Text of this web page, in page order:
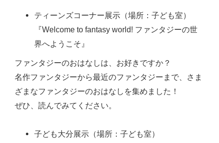
ティーンズコーナー展示（場所：子ども室）
『Welcome to fantasy world! ファンタジーの世
界へようこそ』
ファンタジーのおはなしは、お好きですか？
名作ファンタジーから最近のファンタジーまで、さま
ざまなファンタジーのおはなしを集めました！
ぜひ、読んでみてください。
子ども大分展示（場所：子ども室）